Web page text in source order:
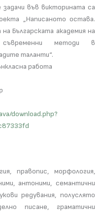
във викторината са
„Написаното остава.
Българската академия на
методи в
таланти“.
работа
download.php?
правопис, морфология,
антоними, семантични
редувания, полуслято
писане, граматични